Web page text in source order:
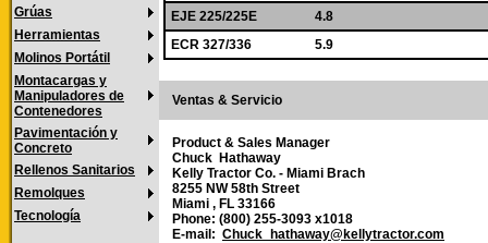
Grúas
Herramientas
Molinos Portátil
Montacargas y
Manipuladores de
Contenedores
Pavimentación y
Concreto
Rellenos Sanitarios
Remolques
Tecnología
EJE 225/225E
4.8
ECR 327/336
5.9
Ventas & Servicio
Product & Sales Manager
Chuck Hathaway
Kelly Tractor Co. - Miami Brach
8255 NW 58th Street
Miami , FL 33166
Phone: (800) 255-3093 x1018
E-mail: Chuck_hathaway@kellytractor.com